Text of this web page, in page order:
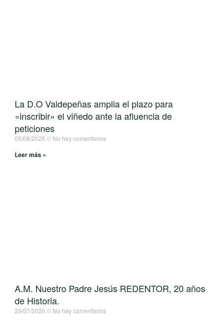
La D.O Valdepeñas amplia el plazo para
«inscribir» el viñedo ante la afluencia de
peticiones
05/08/2026 No hay comentarios
Leer más »
A.M. Nuestro Padre Jesús REDENTOR, 20 años
de Historia.
29/07/2026 No hay comentarios